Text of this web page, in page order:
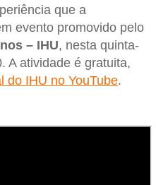
que a
evento promovido pelo
– IHU, nesta quinta-
A atividade é gratuita,
do IHU no YouTube.